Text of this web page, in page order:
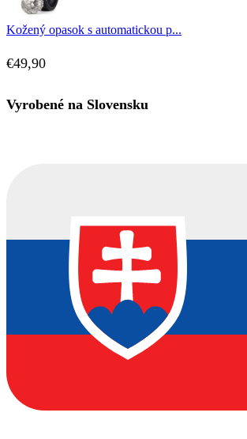
Kožený opasok s automatickou p...
€49,90
Vyrobené na Slovensku